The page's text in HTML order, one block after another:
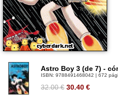
Astro Boy 3 (de 7) -
ISBN: 9788491468042 | 672
32.00 € 30.40 €